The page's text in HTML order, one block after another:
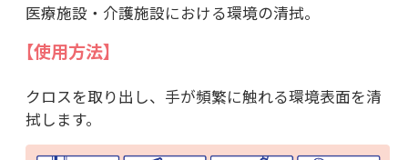
医療施設・介護施設における環境の清拭。
【使用方法】
クロスを取り出し、手が頻繁に触れる環境表面を清
拭します。